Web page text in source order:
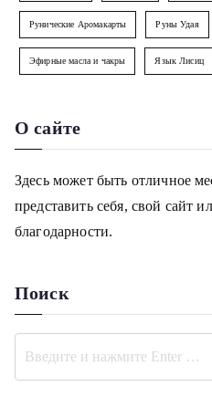
Рунические Аромакарты Руны Удая
Эфирные масла и чакры Язык Лисиц
О сайте
Здесь может быть отличное
представить себя, свой сайт
благодарности.
Поиск